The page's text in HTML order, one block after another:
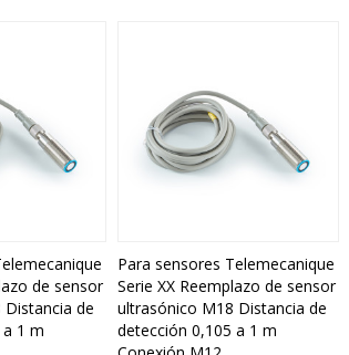
de sensor
de
1 m
Para sensores Telemecanique
Serie XX Reemplazo de sensor
ultrasónico M18 Distancia de
detección 0,105 a 1 m